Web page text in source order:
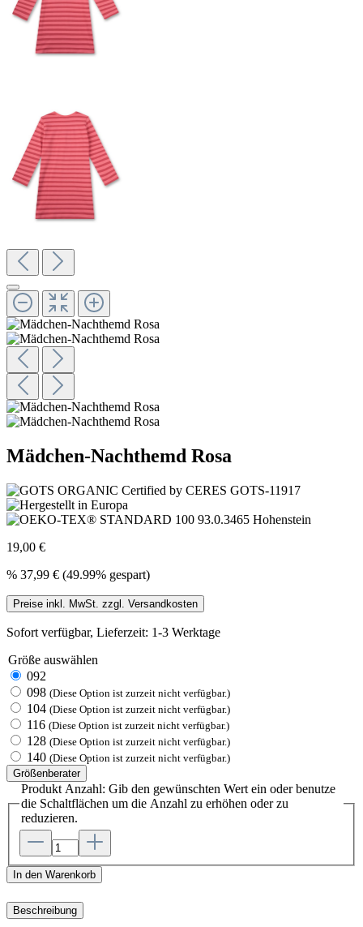
Mädchen-Nachthemd Rosa
19,00 €
% 37,99 € (49.99% gespart)
Preise inkl. MwSt. zzgl. Versandkosten
Sofort verfügbar, Lieferzeit: 1-3 Werktage
Größe auswählen
092
098 (Diese Option ist zurzeit nicht verfügbar.)
104 (Diese Option ist zurzeit nicht verfügbar.)
116 (Diese Option ist zurzeit nicht verfügbar.)
128 (Diese Option ist zurzeit nicht verfügbar.)
140 (Diese Option ist zurzeit nicht verfügbar.)
Größenberater
Produkt Anzahl: Gib den gewünschten Wert ein oder benutze
die Schaltflächen um die Anzahl zu erhöhen oder zu
reduzieren.
In den Warenkorb
Beschreibung